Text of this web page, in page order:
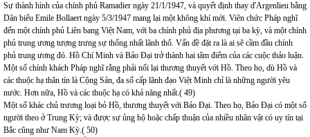
Sự thành hình của chính phủ Ramadier ngày 21/1/1947, và quyết định thay d'Argenlieu bằng
Dân biểu Emile Bollaert ngày 5/3/1947 mang lại một không khí mới. Viên chức Pháp nghĩ
đến một chính phủ Liên bang Việt Nam, với ba chính phủ địa phương tại ba kỳ, và một chính
phủ trung ương tượng trưng sự thống nhất lãnh thổ. Vấn đề đặt ra là ai sẽ cầm đầu chính
phủ trung ương đó. Hồ Chí Minh và Bảo Đại trở thành hai tâm điểm của các cuộc thảo luận.
Một số chính khách Pháp nghĩ rằng phải nối lại thương thuyết với Hồ. Theo họ, dù Hồ và
các thuộc hạ thân tín là Cộng Sản, đa số cấp lãnh đạo Việt Minh chỉ là những người yêu
nước. Hơn nữa, Hồ và các thuộc hạ có khả năng nhất.( 49)
Một số khác chủ trương loại bỏ Hồ, thương thuyết với Bảo Đại. Theo họ, Bảo Đại có một số
người theo ở Trung Kỳ; và được sự ủng hộ hoặc chấp thuận của nhiều nhân vật có uy tín tại
Bắc cũng như Nam Kỳ.( 50)